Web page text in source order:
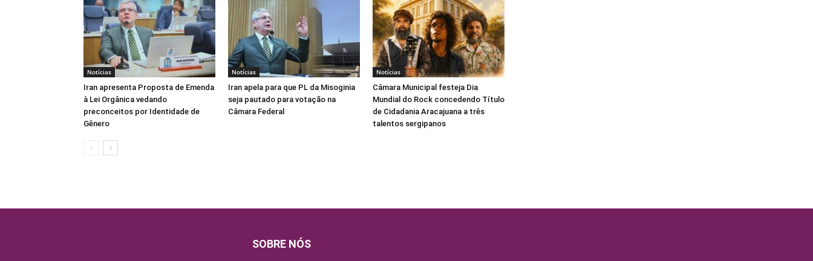
Notícias
Iran apresenta Proposta de Emenda
à Lei Orgânica vedando
preconceitos por Identidade de
Gênero
Notícias
Iran apela para que PL da Misoginia
seja pautado para votação na
Câmara Federal
Notícias
Câmara Municipal festeja Dia
Mundial do Rock concedendo Título
de Cidadania Aracajuana a três
talentos sergipanos
SOBRE NÓS